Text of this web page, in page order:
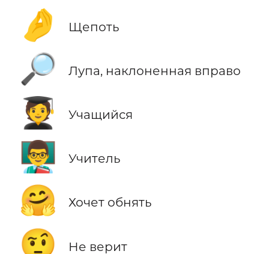
🤌 Щепоть
🔎 Лупа, наклоненная вправо
🧑‍🎓 Учащийся
👨‍🏫 Учитель
🤗 Хочет обнять
🤨 Не верит